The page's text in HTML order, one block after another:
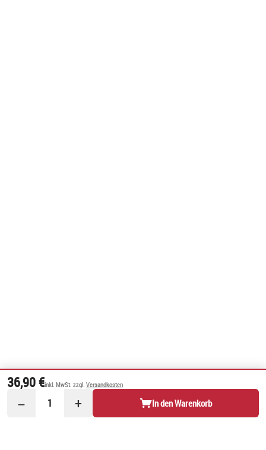
36,90 €inkl. MwSt. zzgl. Versandkosten
− 1 + In den Warenkorb